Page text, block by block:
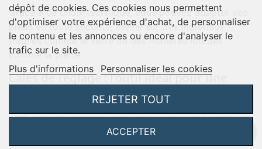
Grâce à ce choix technique, vous pouvez adapter vos
pieds en toute sécurité, même sur des matériaux
fragiles comme le verre ou des matières lourdes
comme la pierre.
Cales de réglage : l’outil idéal pour une
finition parfaite
Un plan de travail ou une table n’est stable que si elle
irrégulier ou une légère différence de hauteur entre
dépôt de cookies. Ces cookies nous permettent
d'optimiser votre expérience d'achat, de personnaliser
le contenu et les annonces ou encore d'analyser le
trafic sur le site.
Plus d'informations
Personnaliser les cookies
REJETER TOUT
ACCEPTER